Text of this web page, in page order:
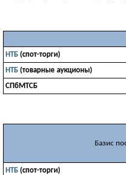
НТБ (спот-торги)
НТБ (товарные аукционы)
СПбМТСБ
Базис
НТБ (спот-торги)